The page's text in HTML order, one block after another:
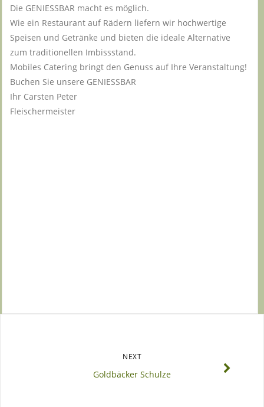
Die GENIESSBAR macht es möglich.
Wie ein Restaurant auf Rädern liefern wir hochwertige
Speisen und Getränke und bieten die ideale Alternative
zum traditionellen Imbissstand.
Mobiles Catering bringt den Genuss auf Ihre Veranstaltung!
Buchen Sie unsere GENIESSBAR
Ihr Carsten Peter
Fleischermeister
NEXT
Goldbäcker Schulze